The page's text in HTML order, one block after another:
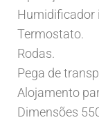
Humidificador
Termostato.
Rodas.
Pega de
Alojamento
Dimensões